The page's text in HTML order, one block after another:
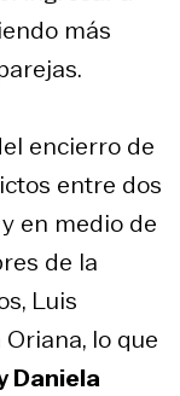
más
encierro de
entre dos
en medio de
de la
Luis
lo que
Daniela